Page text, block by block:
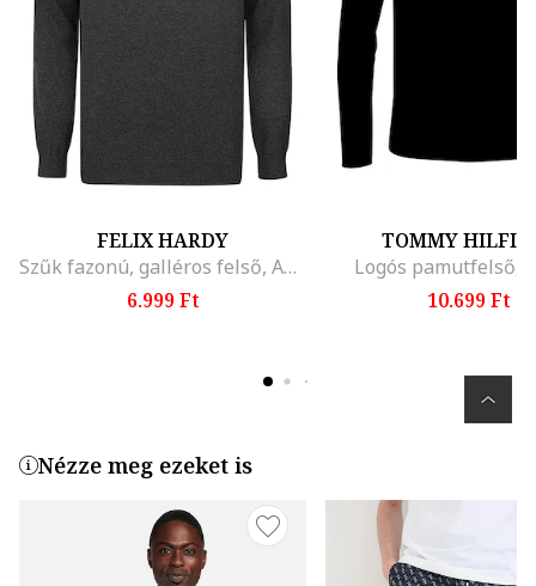
FELIX HARDY
Szűk fazonú, galléros felső, Antracitszürke
6.999 Ft
TOMMY
Logós pamutfelső,
10.699 Ft
Nézze meg ezeket is